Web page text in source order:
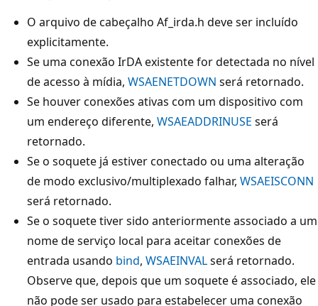
O arquivo de cabeçalho Af_irda.h deve ser incluído
explicitamente.
Se uma conexão IrDA existente for detectada no nível
de acesso à mídia, WSAENETDOWN será retornado.
Se houver conexões ativas com um dispositivo com
um endereço diferente, WSAEADDRINUSE será
retornado.
Se o soquete já estiver conectado ou uma alteração
de modo exclusivo/multiplexado falhar, WSAEISCONN
será retornado.
Se o soquete tiver sido anteriormente associado a um
nome de serviço local para aceitar conexões de
entrada usando bind, WSAEINVALserá retornado.
Observe que, depois que um soquete é associado, ele
não pode ser usado para estabelecer uma conexão